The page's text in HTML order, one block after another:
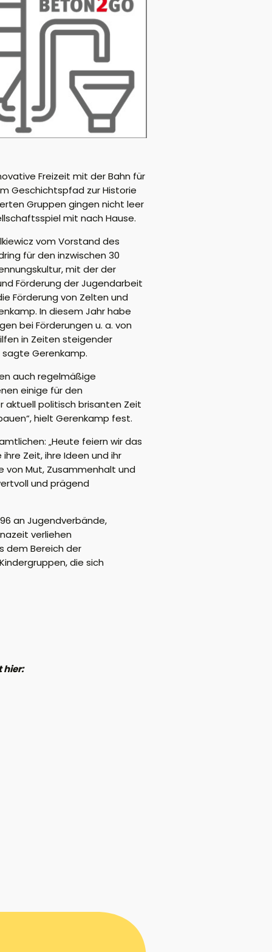
Freizeit mit der Bahn für
Geschichtspfad zur Historie
Gruppen gingen nicht leer
mit nach Hause.
vom Vorstand des
für den inzwischen 30
mit der der
Förderung der Jugendarbeit
Förderung von Zelten und
In diesem Jahr habe
bei Förderungen u. a. von
in Zeiten steigender
Gerenkamp.
auch regelmäßige
einige für den
aktuell politisch brisanten Zeit
hielt Gerenkamp fest.
„Heute feiern wir das
Zeit, ihre Ideen und ihr
von Mut, Zusammenhalt und
und prägend
an Jugendverbände,
verliehen
dem Bereich der
die sich
hier: